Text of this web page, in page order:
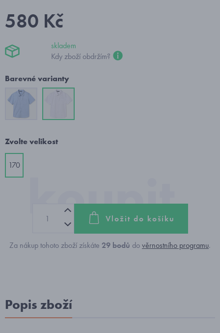
580 Kč
skladem
Kdy zboží obdržím?
Barevné varianty
Zvolte velikost
170
Vložit do košíku
Za nákup tohoto zboží získáte 29 bodů dověrnostního programu.
Popis zboží